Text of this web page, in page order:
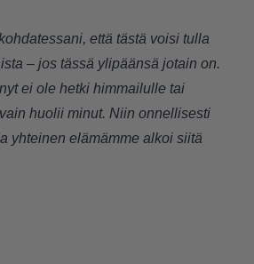
että tästä voisi tulla
– jos tässä ylipäänsä jotain on.
ei ole hetki himmailulle tai
huolii minut. Niin onnellisesti
yhteinen elämämme alkoi siitä